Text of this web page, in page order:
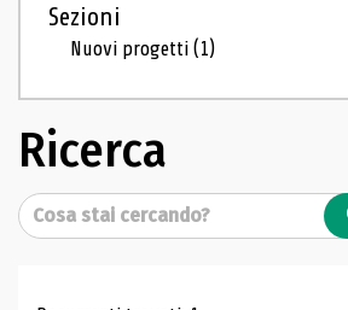
Sezioni
Nuovi progetti(1)
Ricerca
Cerca